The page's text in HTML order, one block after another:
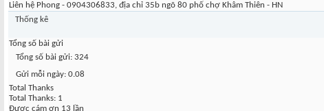
Liên hệ Phong - 0904306833, địa chỉ 35b ngõ 80 phố chợ Khâm Thiên - HN
Thống kê
Tổng số bài gửi
Tổng số bài gửi 324
Gửi mỗi ngày 0.08
Total Thanks
Total Thanks 1
Được cám ơn 13 lần